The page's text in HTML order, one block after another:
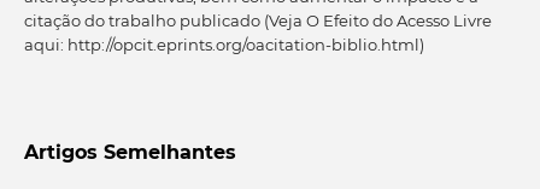
citação do trabalho publicado (Veja O Efeito do Acesso Livre
aqui: http://opcit.eprints.org/oacitation-biblio.html)
Artigos Semelhantes